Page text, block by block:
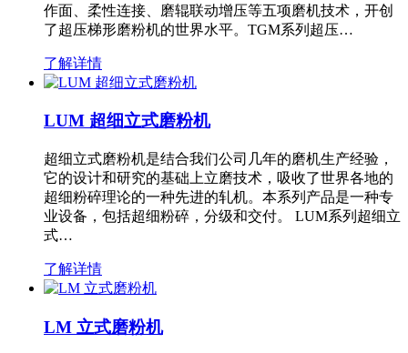
作面、柔性连接、磨辊联动增压等五项磨机技术，开创
了超压梯形磨粉机的世界水平。TGM系列超压…
了解详情
LUM 超细立式磨粉机
超细立式磨粉机是结合我们公司几年的磨机生产经验，
它的设计和研究的基础上立磨技术，吸收了世界各地的
超细粉碎理论的一种先进的轧机。本系列产品是一种专
业设备，包括超细粉碎，分级和交付。 LUM系列超细立
式…
了解详情
LM 立式磨粉机